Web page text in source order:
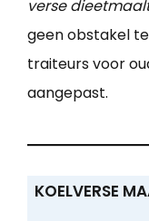
verse
geen obstakel
traiteurs voor
aangepast.
KOELVERSE